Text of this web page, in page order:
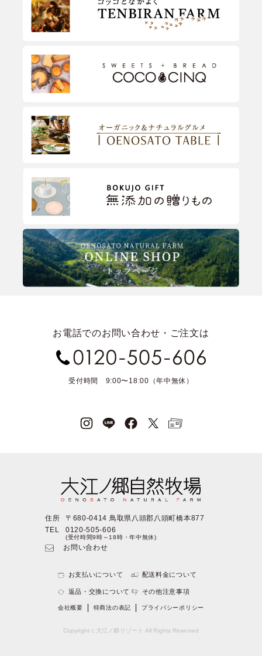
お電話でのお問い合わせ・ご注文は
受付時間 9:00〜18:00（年中無休）
住所
〒680-0414 鳥取県八頭郡八頭町橋本877
TEL
0120-505-606
(受付時間9時～18時・年中無休)
お問い合わせ
お支払いについて 配送料金について
返品・交換について その他注意事項
会社概要 特商法の表記 プライバシーポリシー
Copyright c 大江ノ郷リゾート All Rights Reserved